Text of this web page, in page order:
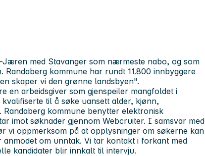
med Stavanger som nærmeste nabo, og som
kommune har rundt 11.800 innbyggere
skaper vi den grønne landsbyen".
en arbeidsgiver som gjenspeiler mangfoldet i
til å søke uansett alder, kjønn,
Randaberg kommune benytter elektronisk
imot søknader gjennom Webcruiter. I samsvar med
vi oppmerksom på at opplysninger om søkerne kan
om unntak. Vi tar kontakt i forkant med
kandidater blir innkalt til intervju.